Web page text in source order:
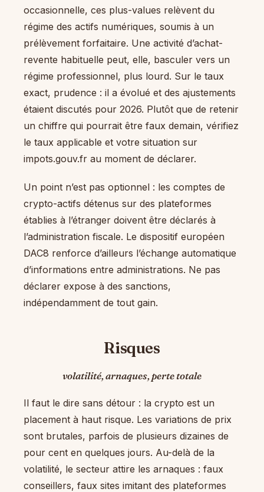
occasionnelle, ces plus-values relèvent du
régime des actifs numériques, soumis à un
prélèvement forfaitaire. Une activité d’achat-
revente habituelle peut, elle, basculer vers un
régime professionnel, plus lourd. Sur le taux
exact, prudence : il a évolué et des ajustements
étaient discutés pour 2026. Plutôt que de retenir
un chiffre qui pourrait être faux demain, vérifiez
le taux applicable et votre situation sur
impots.gouv.fr au moment de déclarer.
Un point n’est pas optionnel : les comptes de
crypto-actifs détenus sur des plateformes
établies à l’étranger doivent être déclarés à
l’administration fiscale. Le dispositif européen
DAC8 renforce d’ailleurs l’échange automatique
d’informations entre administrations. Ne pas
déclarer expose à des sanctions,
indépendamment de tout gain.
Risques
volatilité, arnaques, perte totale
Il faut le dire sans détour : la crypto est un
placement à haut risque. Les variations de prix
sont brutales, parfois de plusieurs dizaines de
pour cent en quelques jours. Au-delà de la
volatilité, le secteur attire les arnaques : faux
conseillers, faux sites imitant des plateformes